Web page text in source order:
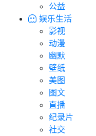
公益
娱乐生活
影视
动漫
幽默
壁纸
美图
图文
直播
纪录片
社交